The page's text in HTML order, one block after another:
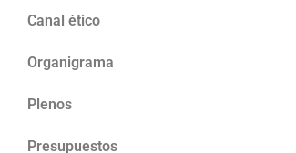
Canal ético
Organigrama
Plenos
Presupuestos